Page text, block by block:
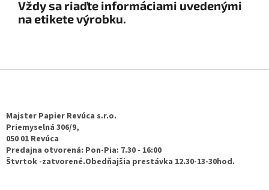
Vždy sa riaďte informáciami uvedenými
na etikete výrobku.​
Majster Papier Revúca s.r.o.
Priemyselná 306/9,
050 01 Revúca
Predajna otvorená: Pon-Pia: 7.30 - 16:00
Štvrtok -zatvorené.Obedňajšia prestávka 12.30-13-30hod.